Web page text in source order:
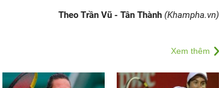
Theo Trần Vũ - Tân Thành (Khampha.vn)
Xem thêm